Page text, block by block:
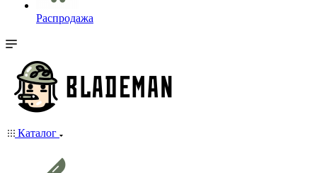
Распродажа
Каталог